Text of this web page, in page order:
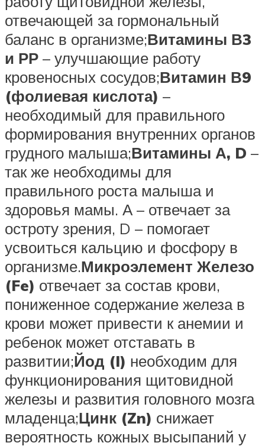
отвечающей за гормональный
баланс в организме;Витамины В3
и РР – улучшающие работу
кровеносных сосудов;Витамин В9
(фолиевая кислота) –
необходимый для правильного
формирования внутренних органов
грудного малыша;Витамины А, D –
так же необходимы для
правильного роста малыша и
здоровья мамы. А – отвечает за
остроту зрения, D – помогает
усвоиться кальцию и фосфору в
организме.Микроэлемент Железо
(Fe) отвечает за состав крови,
пониженное содержание железа в
крови может привести к анемии и
ребенок может отставать в
развитии;Йод (I) необходим для
функционирования щитовидной
железы и развития головного мозга
младенца;Цинк (Zn) снижает
вероятность кожных высыпаний у